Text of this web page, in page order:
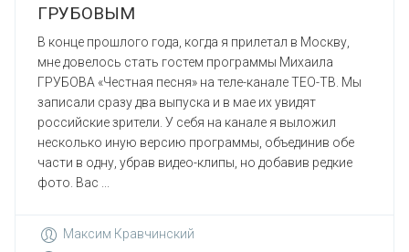
ГРУБОВЫМ
В конце прошлого года, когда я прилетал в Москву,
мне довелось стать гостем программы Михаила
ГРУБОВА «Честная песня» на теле-канале ТЕО-ТВ. Мы
записали сразу два выпуска и в мае их увидят
российские зрители. У себя на канале я выложил
несколько иную версию программы, объединив обе
части в одну, убрав видео-клипы, но добавив редкие
фото. Вас ...
Максим Кравчинский